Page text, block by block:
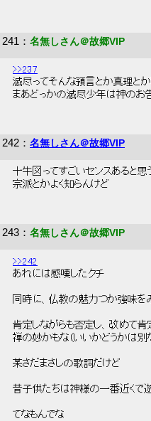
241 ： 名無しさん＠故郷VIP
>>237
滅尽ってそんな預言とか真理と
まあどっかの滅尽少年は神のお
242 ： 名無しさん＠故郷VIP
十牛図ってすごいセンスあると思
宗派とかよく知らんけど
243 ： 名無しさん＠故郷VIP
>>242
あれには感嘆したクチ
同時に、仏教の魅力つか強味を
肯定しながらも否定し、改めて
禅の妙かもな（いいかどうかは別な
某さだまさしの歌詞だけど
昔子供たちは神様の一番近くで
てなもんでな